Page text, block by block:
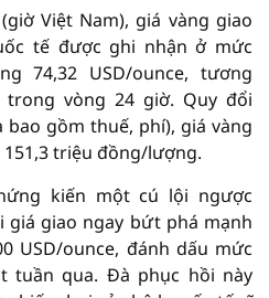
Việt Nam), giá vàng giao
tế được ghi nhận ở mức
74,32 USD/ounce, tương
trong vòng 24 giờ. Quy đổi
gồm thuế, phí), giá vàng
triệu đồng/lượng.
kiến một cú lội ngược
giá giao ngay bứt phá mạnh
USD/ounce, đánh dấu mức
tuần qua. Đà phục hồi này